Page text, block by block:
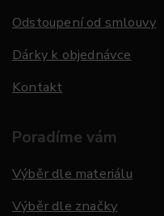
Odstoupení od smlouvy
Dárky k objednávce
Kontakt
Poradíme vám
Výběr dle materiálu
Výběr dle značky